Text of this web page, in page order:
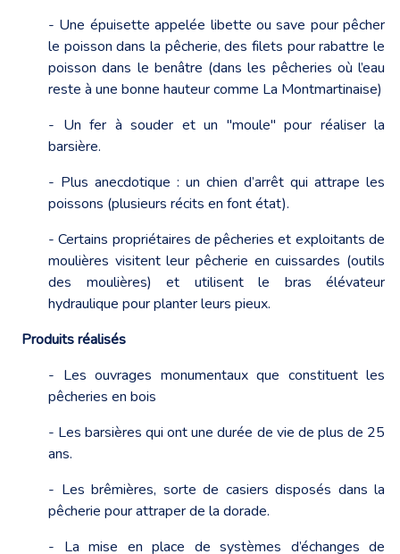
- Une épuisette appelée libette ou save pour pêcher
le poisson dans la pêcherie, des filets pour rabattre le
poisson dans le benâtre (dans les pêcheries où l’eau
reste à une bonne hauteur comme La Montmartinaise)
- Un fer à souder et un "moule" pour réaliser la
barsière.
- Plus anecdotique : un chien d’arrêt qui attrape les
poissons (plusieurs récits en font état).
- Certains propriétaires de pêcheries et exploitants de
moulières visitent leur pêcherie en cuissardes (outils
des moulières) et utilisent le bras élévateur
hydraulique pour planter leurs pieux.
Produits réalisés
- Les ouvrages monumentaux que constituent les
pêcheries en bois
- Les barsières qui ont une durée de vie de plus de 25
ans.
- Les brêmières, sorte de casiers disposés dans la
pêcherie pour attraper de la dorade.
- La mise en place de systèmes d’échanges de